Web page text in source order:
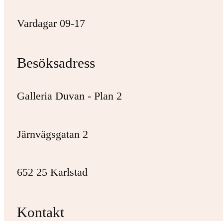
Vardagar 09-17
Besöksadress
Galleria Duvan - Plan 2
Järnvägsgatan 2
652 25 Karlstad
Kontakt